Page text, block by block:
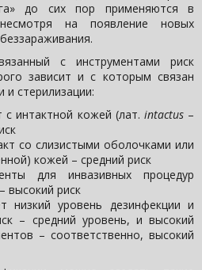
до сих пор применяются в
на появление новых
с инструментами риск
зависит и с которым связан
и стерилизации:
с интактной кожей (лат. intactus–
со слизистыми оболочками или
кожей – средний риск
для инвазивных процедур
высокий риск
низкий уровень дезинфекции и
– средний уровень, и высокий
– соответственно, высокий